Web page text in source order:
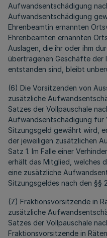
Aufwandsentschädigung
Aufwandsentschädigung
Ehrenbeamtin ernannten
Ehrenbeamten ernannten
Auslagen, die ihr oder ihm
übertragenen Geschäfte der
entstanden sind, bleibt
(6) Die Vorsitzenden von
zusätzliche
Satzes der Vollpauschale
Aufwandsentschädigung für
Sitzungsgeld gewährt wird,
der jeweiligen zusätzlichen
Satz 1. Im Falle einer
erhält das Mitglied, welches
eine zusätzliche
Sitzungsgeldes nach den §§
(7) Fraktionsvorsitzende in
zusätzliche
Satzes der Vollpauschale
Fraktionsvorsitzende in